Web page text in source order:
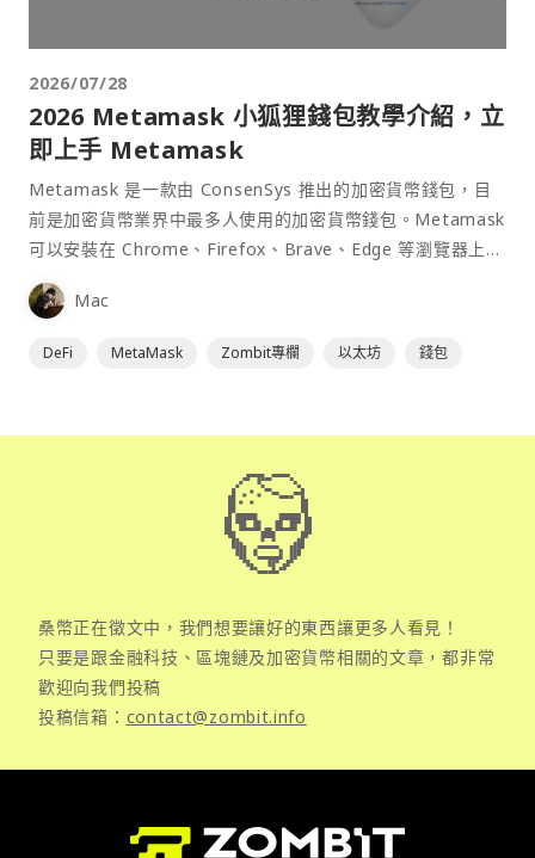
2026/07/28
2026 Metamask 小狐狸錢包教學介紹，立
即上手 Metamask
Metamask 是一款由 ConsenSys 推出的加密貨幣錢包，目
前是加密貨幣業界中最多人使用的加密貨幣錢包。Metamask
可以安裝在 Chrome、Firefox、Brave、Edge 等瀏覽器上作
為插件使用，具備許多功能且使用上非常方便。
Mac
DeFi MetaMask Zombit專欄 以太坊 錢包
桑幣正在徵文中，我們想要讓好的東西讓更多人看見！
只要是跟金融科技、區塊鏈及加密貨幣相關的文章，都非常
歡迎向我們投稿
投稿信箱： contact@zombit.info